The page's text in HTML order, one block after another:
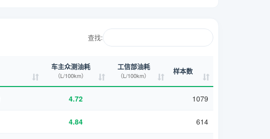
查找:
车主众测油耗
（L/100km）
工信部油耗
（L/100km） 样本数
4.72 1079
4.84 614